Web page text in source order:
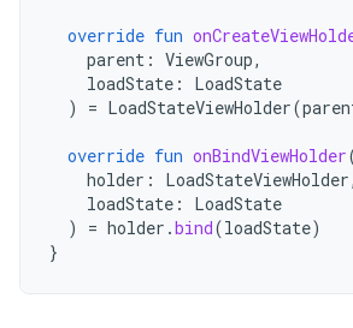
override fun
parent : ViewGroup,
loadState :
LoadState
)
= LoadStateViewHolder(
override fun onBindViewHolder
holder : LoadStateViewHolder,
loadState :
LoadState
)
= holder .bind(loadState)
}